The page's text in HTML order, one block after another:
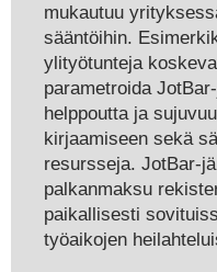
mukautuu
sääntöihin.
ylityötunteja
parametroida
helppoutta ja
kirjaamiseen sekä
resursseja. JotBar-
palkanmaksu
paikallisesti
työaikojen